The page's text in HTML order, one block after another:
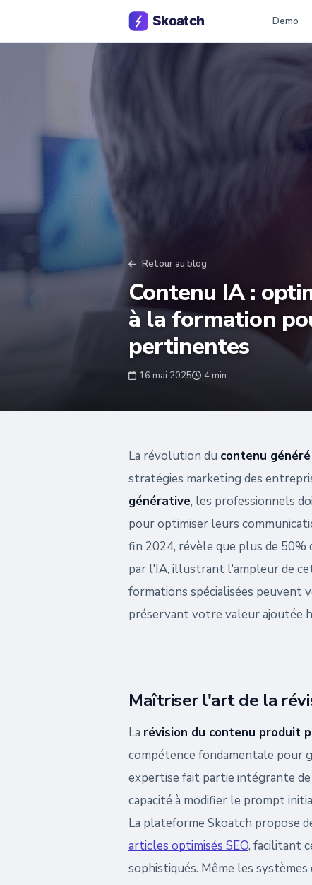
Demo
Retour au blog
Contenu IA :
à la formation
pertinentes
16 mai 2025 4 min
La révolution du contenu
stratégies marketing des
générative, les professionnels
pour optimiser leurs
fin 2024, révèle que plus de
par l'IA, illustrant l'ampleur de
formations spécialisées peuvent
préservant votre valeur ajoutée
Maîtriser l'art de la
La révision du contenu produit
compétence fondamentale pour
expertise fait partie intégrante
capacité à modifier le prompt
La plateforme Skoatch propose
articles optimisés SEO, facilitant
sophistiqués. Même les